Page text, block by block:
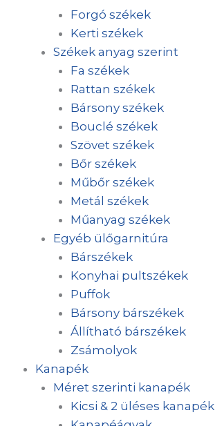
Forgó székek
Kerti székek
Székek anyag szerint
Fa székek
Rattan székek
Bársony székek
Bouclé székek
Szövet székek
Bőr székek
Műbőr székek
Metál székek
Műanyag székek
Egyéb ülőgarnitúra
Bárszékek
Konyhai pultszékek
Puffok
Bársony bárszékek
Állítható bárszékek
Zsámolyok
Kanapék
Méret szerinti kanapék
Kicsi & 2 üléses kanapék